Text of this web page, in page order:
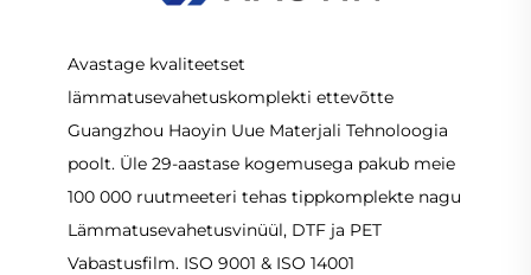
Avastage kvaliteetset
lämmatusevahetuskomplekti ettevõtte
Guangzhou Haoyin Uue Materjali Tehnoloogia
poolt. Üle 29-aastase kogemusega pakub meie
100 000 ruutmeeteri tehas tippkomplekte nagu
Lämmatusevahetusvinüül, DTF ja PET
Vabastusfilm. ISO 9001 & ISO 14001